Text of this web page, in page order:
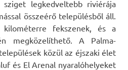
legkedveltebb riviérája
összeérő településből áll.
fekszenek, és a
megközelíthető. A Palma-
közül az éjszaki élet
és El Arenal nyaralóhelyeket